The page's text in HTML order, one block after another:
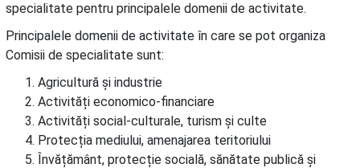
specialitate pentru principalele domenii de activitate.
Principalele domenii de activitate în care se pot organiza
Comisii de specialitate sunt:
Agricultură și industrie
Activități economico-financiare
Activități social-culturale, turism și culte
Protecția mediului, amenajarea teritoriului
Învățământ, protecție socială, sănătate publică și